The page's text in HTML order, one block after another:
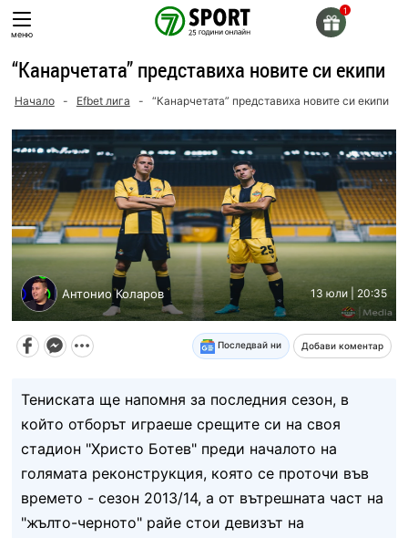
Skip
toменю
“Канарчетата” представиха новите си екипи
Начало - Efbet лига - “Канарчетата” представиха новите си екипи
Антонио Коларов 13 юли | 20:35
Последвай ни Добави коментар
Тениската ще напомня за последния сезон, в
който отборът играеше срещите си на своя
стадион "Христо Ботев" преди началото на
голямата реконструкция, която се проточи във
времето - сезон 2013/14, а от вътрешната част на
"жълто-черното" райе стои девизът на